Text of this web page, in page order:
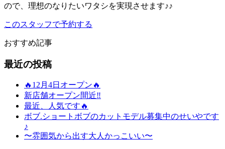
ので、理想のなりたいワタシを実現させます♪♪
このスタッフで予約する
おすすめ記事
最近の投稿
🔥12月4日オープン🔥
新店舗オープン間近‼️
最近、人気です🔥
ボブ.ショートボブのカットモデル募集中のせいやです
♪
〜雰囲気から出す大人かっこいい〜